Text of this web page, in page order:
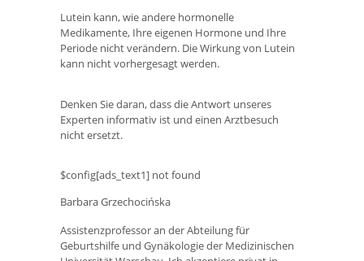
Lutein kann, wie andere hormonelle
Medikamente, Ihre eigenen Hormone und Ihre
Periode nicht verändern. Die Wirkung von Lutein
kann nicht vorhergesagt werden.
Denken Sie daran, dass die Antwort unseres
Experten informativ ist und einen Arztbesuch
nicht ersetzt.
$config[ads_text1] not found
Barbara Grzechocińska
Assistenzprofessor an der Abteilung für
Geburtshilfe und Gynäkologie der Medizinischen